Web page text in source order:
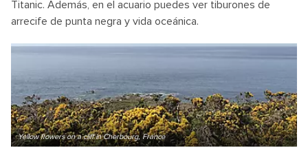
Titanic. Además, en el acuario puedes ver tiburones de
arrecife de punta negra y vida oceánica.
Yellow flowers on a cliff in Cherbourg, France